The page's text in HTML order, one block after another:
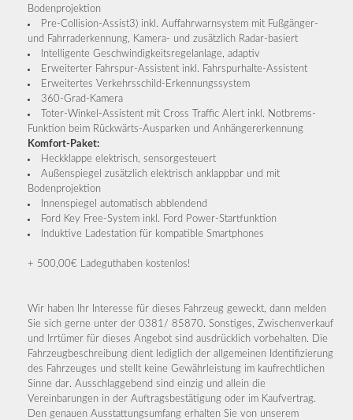
Bodenprojektion
Pre-Collision-Assist3) inkl. Auffahrwarnsystem mit Fußgänger-
und Fahrraderkennung, Kamera- und zusätzlich Radar-basiert
Intelligente Geschwindigkeitsregelanlage, adaptiv
Erweiterter Fahrspur-Assistent inkl. Fahrspurhalte-Assistent
Erweitertes Verkehrsschild-Erkennungssystem
360-Grad-Kamera
Toter-Winkel-Assistent mit Cross Traffic Alert inkl. Notbrems-
Funktion beim Rückwärts-Ausparken und Anhängererkennung
Komfort-Paket:
Heckklappe elektrisch, sensorgesteuert
Außenspiegel zusätzlich elektrisch anklappbar und mit
Bodenprojektion
Innenspiegel automatisch abblendend
Ford Key Free-System inkl. Ford Power-Startfunktion
Induktive Ladestation für kompatible Smartphones
+ 500,00€ Ladeguthaben kostenlos!
Wir haben Ihr Interesse für dieses Fahrzeug geweckt, dann melden
Sie sich gerne unter der 0381/ 85870. Sonstiges, Zwischenverkauf
und Irrtümer für dieses Angebot sind ausdrücklich vorbehalten. Die
Fahrzeugbeschreibung dient lediglich der allgemeinen Identifizierung
des Fahrzeuges und stellt keine Gewährleistung im kaufrechtlichen
Sinne dar. Ausschlaggebend sind einzig und allein die
Vereinbarungen in der Auftragsbestätigung oder im Kaufvertrag.
Den genauen Ausstattungsumfang erhalten Sie von unserem